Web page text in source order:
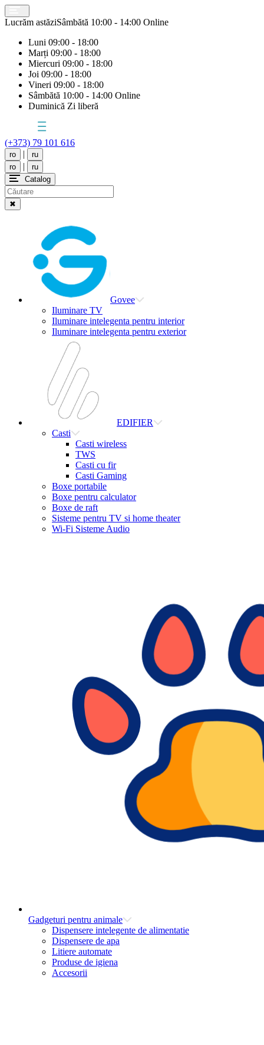
Lucrăm astăziSâmbătă 10:00 - 14:00 Online
Luni 09:00 - 18:00
Marți 09:00 - 18:00
Miercuri 09:00 - 18:00
Joi 09:00 - 18:00
Vineri 09:00 - 18:00
Sâmbătă 10:00 - 14:00 Online
Duminică Zi liberă
(+373) 79 101 616
ro |
ru
ro
|
ru
Catalog
✖
Govee
Iluminare TV
Iluminare intelegenta pentru interior
Iluminare intelegenta pentru exterior
EDIFIER
Casti
Casti wireless
TWS
Casti cu fir
Casti Gaming
Boxe portabile
Boxe pentru calculator
Boxe de raft
Sisteme pentru TV si home theater
Wi-Fi Sisteme Audio
Gadgeturi pentru animale
Dispensere intelegente de alimentatie
Dispensere de apa
Litiere automate
Produse de igiena
Accesorii